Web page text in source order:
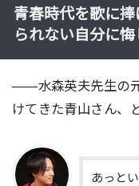
青春時代を歌に捧
られない自分に
——水森英夫先生の
けてきた青山さん、
あっと